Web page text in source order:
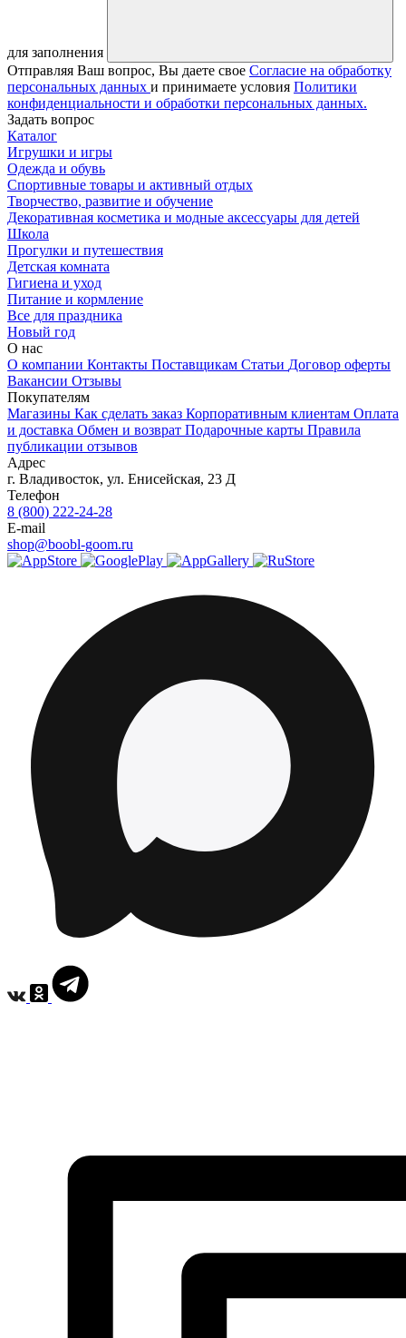
для заполнения
Отправляя Ваш вопрос, Вы даете свое Согласие на обработку
персональных данных и принимаете условия Политики
конфиденциальности и обработки персональных данных.
Задать вопрос
Каталог
Игрушки и игры
Одежда и обувь
Спортивные товары и активный отдых
Творчество, развитие и обучение
Декоративная косметика и модные аксессуары для детей
Школа
Прогулки и путешествия
Детская комната
Гигиена и уход
Питание и кормление
Все для праздника
Новый год
О нас
О компании Контакты Поставщикам Статьи Договор оферты
Вакансии Отзывы
Покупателям
Магазины Как сделать заказ Корпоративным клиентам Оплата
и доставка Обмен и возврат Подарочные карты Правила
публикации отзывов
Адрес
г. Владивосток, ул. Енисейская, 23 Д
Телефон
8 (800) 222-24-28
E-mail
shop@boobl-goom.ru